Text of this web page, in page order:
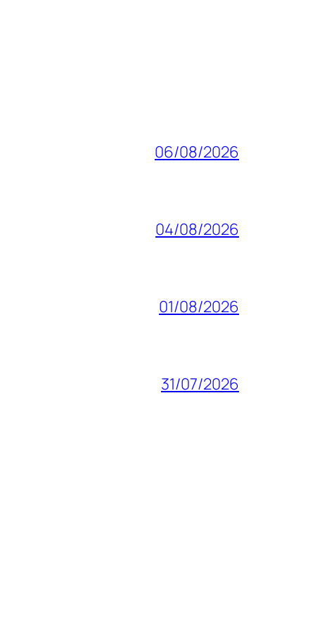
06/08/2026
04/08/2026
01/08/2026
31/07/2026